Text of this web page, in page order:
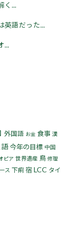
く...
英語だった...
...
外国語 お金 食事 漢
今年の目標 中国
ピア 世界遺産 鳥 修理
ス 下痢 宿 LCC タイ